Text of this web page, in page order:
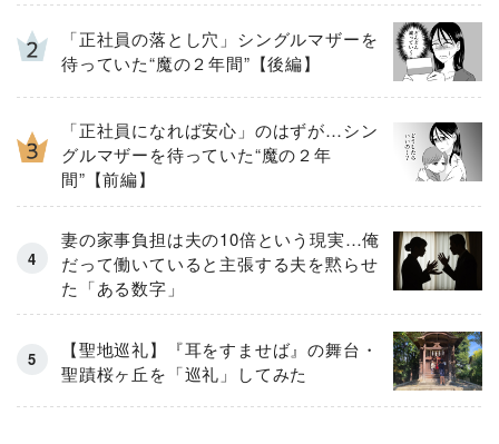
「正社員の落とし穴」シングルマザーを
待っていた“魔の２年間”【後編】
「正社員になれば安心」のはずが…シン
グルマザーを待っていた“魔の２年
間”【前編】
妻の家事負担は夫の10倍という現実…俺
だって働いていると主張する夫を黙らせ
た「ある数字」
【聖地巡礼】『耳をすませば』の舞台・
聖蹟桜ヶ丘を「巡礼」してみた